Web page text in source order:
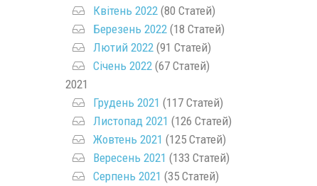
Квітень 2022(80 Статей)
Березень 2022(18 Статей)
Лютий 2022(91 Статей)
Січень 2022(67 Статей)
2021
Грудень 2021 (117 Статей)
Листопад 2021 (126 Статей)
Жовтень 2021 (125 Статей)
Вересень 2021 (133 Статей)
Серпень 2021 (35 Статей)